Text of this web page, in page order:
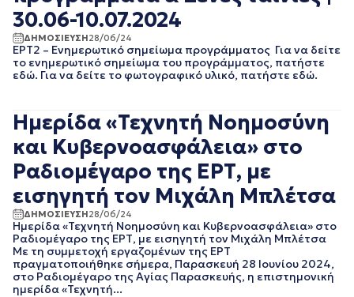
ΟΚΤΩΒΡΙΟΣ 2023
ΣΕΠΤΕΜΒΡΙΟΣ 2023
ΑΥΓΟΥΣΤΟΣ 2023
ΙΟΥΛΙΟΣ 2023
ΙΟΥΝΙΟΣ 2023
ΑΠΡΙΛΙΟΣ 2023
ΜΑΡΤΙΟΣ 2023
ΦΕΒΡΟΥΑΡΙΟΣ 2023
ΙΑΝΟΥΑΡΙΟΣ 2023
ΔΕΚΕΜΒΡΙΟΣ 2022
ΝΟΕΜΒΡΙΟΣ 2022
ΣΕΠΤΕΜΒΡΙΟΣ 2022
ΑΥΓΟΥΣΤΟΣ 2022
ΙΟΥΛΙΟΣ 2022
ΙΟΥΝΙΟΣ 2022
30.06-10.07.2024
ΔΗΜΟΣΙΕΥΣΗ28/06/24
ΕΡΤ2 – Ενημερωτικό σημείωμα προγράμματος Για να δείτε
το ενημερωτικό σημείωμα του προγράμματος, πατήστε
εδώ. Για να δείτε το φωτογραφικό υλικό, πατήστε εδώ.
Ημερίδα «Τεχνητή Νοημοσύνη
και Κυβερνοασφάλεια» στο
Ραδιομέγαρο της ΕΡΤ, με
εισηγητή τον Μιχάλη Μπλέτσα
ΔΗΜΟΣΙΕΥΣΗ28/06/24
Ημερίδα «Τεχνητή Νοημοσύνη και Κυβερνοασφάλεια» στο
Ραδιομέγαρο της ΕΡΤ, με εισηγητή τον Μιχάλη Μπλέτσα
Με τη συμμετοχή εργαζομένων της ΕΡΤ
πραγματοποιήθηκε σήμερα, Παρασκευή 28 Ιουνίου 2024,
στο Ραδιομέγαρο της Αγίας Παρασκευής, η επιστημονική
ημερίδα «Τεχνητή...